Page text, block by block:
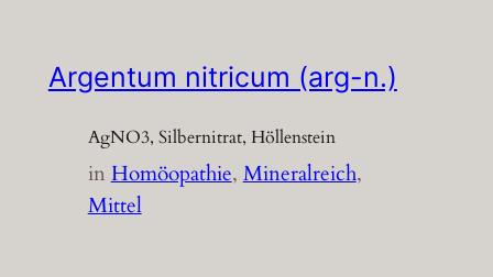
Argentum nitricum (arg-n.)
AgNO3, Silbernitrat, Höllenstein
inHomöopathie, Mineralreich
Mittel